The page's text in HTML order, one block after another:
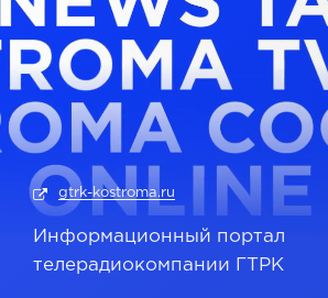
gtrk-kostroma.ru
Информационный портал
телерадиокомпании ГТРК